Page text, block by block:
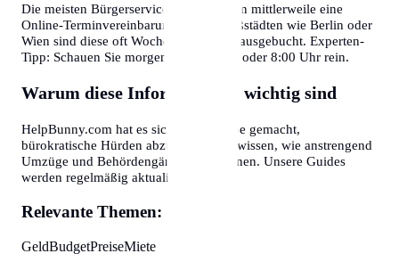
Die meisten Bürgerservice-Stellen bieten mittlerweile eine
Online-Terminvereinbarung an. In Großstädten wie Berlin oder
Wien sind diese oft Wochen im Voraus ausgebucht. Experten-
Tipp: Schauen Sie morgens gegen 7:30 oder 8:00 Uhr rein.
Warum diese Informationen wichtig sind
HelpBunny.com hat es sich zur Aufgabe gemacht,
bürokratische Hürden abzubauen. Wir wissen, wie anstrengend
Umzüge und Behördengänge sein können. Unsere Guides
werden regelmäßig aktualisiert.
Relevante Themen:
GeldBudgetPreiseMiete